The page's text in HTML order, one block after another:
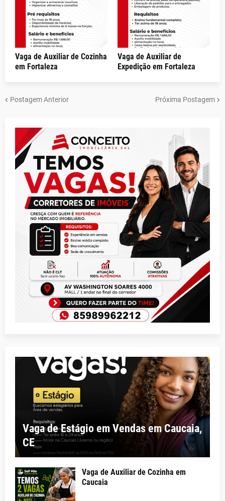
Vaga de Auxiliar de Cozinha
em Fortaleza
Vaga de Auxiliar de
Expedição em Fortaleza
Postagem Anterior Próxima Postagem
Vaga de Estágio em Vendas em Caucaia,
CE
Vaga de Auxiliar de Cozinha em
Caucaia